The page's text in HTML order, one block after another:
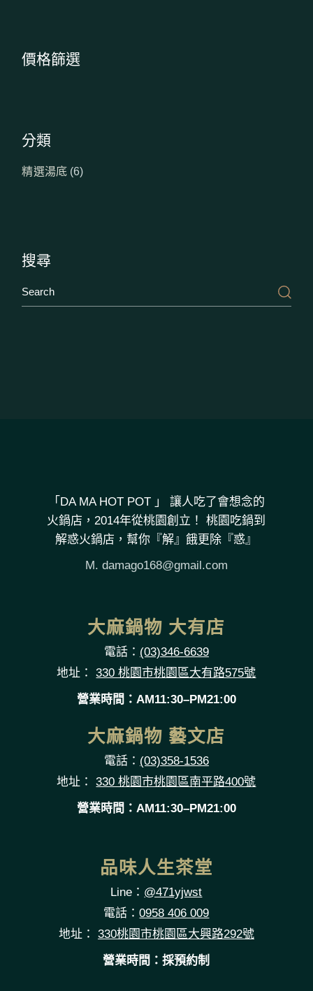
價格篩選
分類
精選湯底 66
個
搜尋
「DA MA HOT POT 」 讓人吃了會想念的
火鍋店，2014年從桃園創立！ 桃園吃鍋到
解惑火鍋店，幫你『解』餓更除『惑』
M. damago168@gmail.com
大麻鍋物 大有店
電話： (03)346-6639
地址：330 桃園市桃園區大有路575號
營業時間：AM11:30–PM21:00
大麻鍋物 藝文店
電話： (03)358-1536
地址：330 桃園市桃園區南平路400號
營業時間：AM11:30–PM21:00
品味人生茶堂
Line： @471yjwst
電話：0958 406 009
地址： 330桃園市桃園區大興路292號
營業時間：採預約制